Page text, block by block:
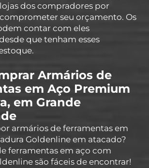
dos compradores por
seu orçamento. Os
contar com eles
que tenham esses
Armários de
em Aço Premium
em Grande
armários de ferramentas em
Goldenline em atacado?
ferramentas em aço com
são fáceis de encontrar!